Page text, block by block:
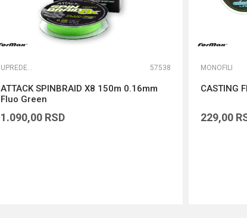
UPREDENE STRUNE 57538
ATTACK SPINBRAID X8 150m 0.16mm
Fluo Green
1.090,00 RSD
MONOFILI
CASTING
229,00